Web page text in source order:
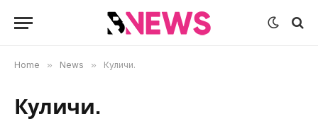
Home » News » Куличи.
Куличи.